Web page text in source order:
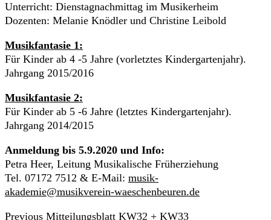
Unterricht: Dienstagnachmittag im Musikerheim
Dozenten: Melanie Knödler und Christine Leibold
Musikfantasie 1:
Für Kinder ab 4 -5 Jahre (vorletztes Kindergartenjahr).
Jahrgang 2015/2016
Musikfantasie 2:
Für Kinder ab 5 -6 Jahre (letztes Kindergartenjahr).
Jahrgang 2014/2015
Anmeldung bis 5.9.2020 und Info:
Petra Heer, Leitung Musikalische Früherziehung
Tel. 07172 7512 & E-Mail: musik-
akademie@musikverein-waeschenbeuren.de
Beitrags-
Previous Previous
Mitteilungsblatt KW32 + KW33